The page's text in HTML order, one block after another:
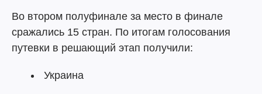
Во втором полуфинале за место в финале
сражались 15 стран. По итогам голосования
путевки в решающий этап получили:
Украина